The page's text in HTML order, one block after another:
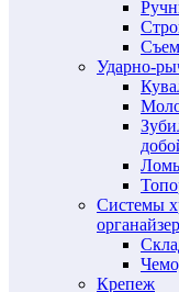
Ударно-
Системы
Крепеж